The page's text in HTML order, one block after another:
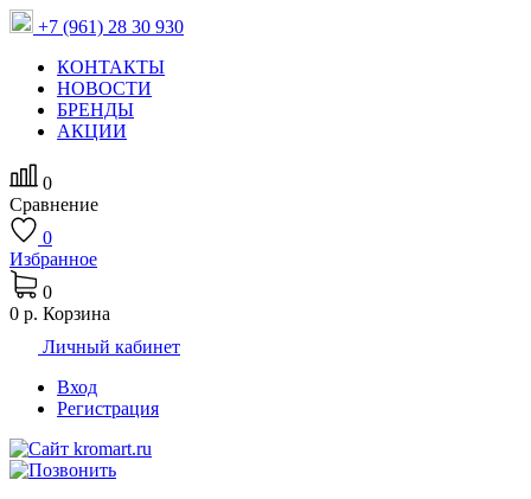
+7 (961) 28 30 930
КОНТАКТЫ
НОВОСТИ
БРЕНДЫ
АКЦИИ
0
Сравнение
0
Избранное
0
0 р. Корзина
Личный кабинет
Вход
Регистрация